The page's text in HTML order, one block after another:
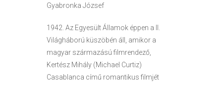
Gyabronka József
1942. Az Egyesült Államok éppen a II.
Világháború küszöbén áll, amikor a
magyar származású filmrendező,
Kertész Mihály (Michael Curtiz)
Casablanca című romantikus filmjét